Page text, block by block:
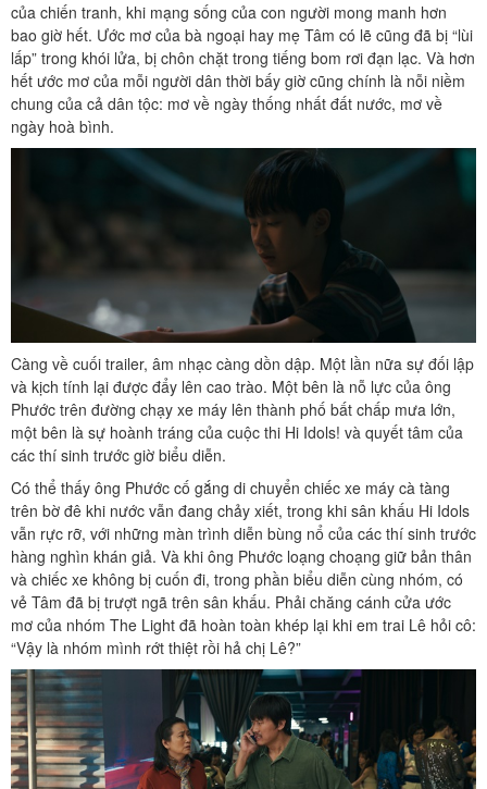
của chiến tranh, khi mạng sống của con người mong manh hơn
bao giờ hết. Ước mơ của bà ngoại hay mẹ Tâm có lẽ cũng đã bị “lùi
lấp” trong khói lửa, bị chôn chặt trong tiếng bom rơi đạn lạc. Và hơn
hết ước mơ của mỗi người dân thời bấy giờ cũng chính là nỗi niềm
chung của cả dân tộc: mơ về ngày thống nhất đất nước, mơ về
ngày hoà bình.
Càng về cuối trailer, âm nhạc càng dồn dập. Một lần nữa sự đối lập
và kịch tính lại được đẩy lên cao trào. Một bên là nỗ lực của ông
Phước trên đường chạy xe máy lên thành phố bất chấp mưa lớn,
một bên là sự hoành tráng của cuộc thi Hi Idols! và quyết tâm của
các thí sinh trước giờ biểu diễn.
Có thể thấy ông Phước cố gắng di chuyển chiếc xe máy cà tàng
trên bờ đê khi nước vẫn đang chảy xiết, trong khi sân khấu Hi Idols
vẫn rực rỡ, với những màn trình diễn bùng nổ của các thí sinh trước
hàng nghìn khán giả. Và khi ông Phước loạng choạng giữ bản thân
và chiếc xe không bị cuốn đi, trong phần biểu diễn cùng nhóm, có
vẻ Tâm đã bị trượt ngã trên sân khấu. Phải chăng cánh cửa ước
mơ của nhóm The Light đã hoàn toàn khép lại khi em trai Lê hỏi cô:
“Vậy là nhóm mình rớt thiệt rồi hả chị Lê?”